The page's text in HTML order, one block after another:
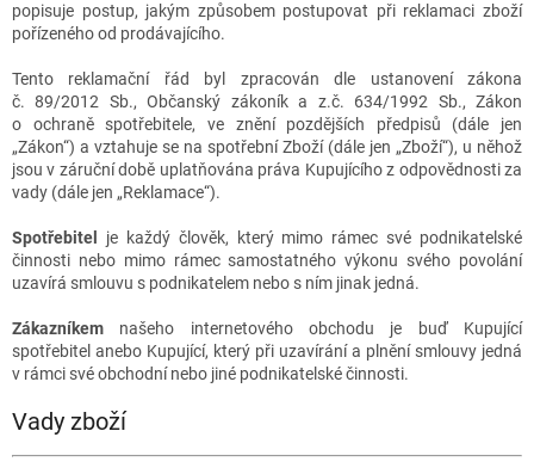
popisuje postup, jakým způsobem postupovat při reklamaci zboží
pořízeného od prodávajícího.
Tento reklamační řád byl zpracován dle ustanovení zákona
č. 89/2012 Sb., Občanský zákoník a z.č. 634/1992 Sb., Zákon
o ochraně spotřebitele, ve znění pozdějších předpisů (dále jen
„Zákon“) a vztahuje se na spotřební Zboží (dále jen „Zboží“), u něhož
jsou v záruční době uplatňována práva Kupujícího z odpovědnosti za
vady (dále jen „Reklamace“).
Spotřebitel
je každý člověk, který mimo rámec své podnikatelské
činnosti nebo mimo rámec samostatného výkonu svého povolání
uzavírá smlouvu s podnikatelem nebo s ním jinak jedná.
Zákazníkem našeho internetového obchodu je buď Kupující
spotřebitel anebo Kupující, který při uzavírání a plnění smlouvy jedná
v rámci své obchodní nebo jiné podnikatelské činnosti.
Vady zboží